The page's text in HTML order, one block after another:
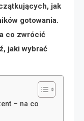
jak
gotowania.
co zwrócić
jaki wybrać
– na co